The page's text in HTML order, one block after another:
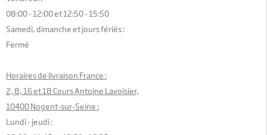
08:00 - 12:00 et 12:50 - 15:50
Samedi, dimanche et jours fériés :
Fermé
Horaires de livraison France :
2, 8, 16 et 18 Cours Antoine Lavoisier,
10400 Nogent-sur-Seine :
Lundi - jeudi :